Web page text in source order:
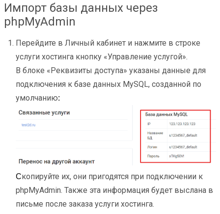
Импорт базы данных через
phpMyAdmin
Перейдите в Личный кабинет и нажмите в строке
услуги хостинга кнопку «Управление услугой».
В блоке «Реквизиты доступа» указаны данные для
подключения к базе данных MySQL, созданной по
умолчанию:
Cкопируйте их, они пригодятся при подключении к
phpMyAdmin. Также эта информация будет выслана в
письме после заказа услуги хостинга.